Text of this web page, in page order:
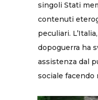
singoli Stati
contenuti
peculiari.
dopoguerra ha
assistenza dal
sociale facendo